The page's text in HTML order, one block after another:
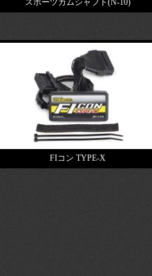
スポーツカムシャフト(N-10)
FIコン TYPE-X